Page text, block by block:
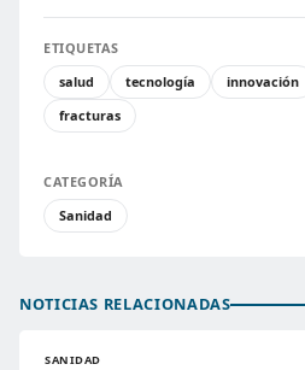
ETIQUETAS
salud
tecnología innovación
fracturas
CATEGORÍA
Sanidad
NOTICIAS RELACIONADAS
SANIDAD